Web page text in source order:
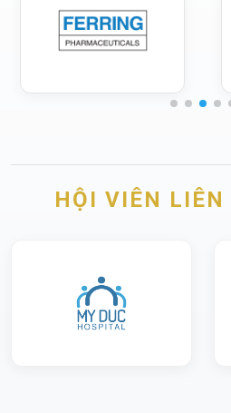
HỘI VIÊN LIÊN